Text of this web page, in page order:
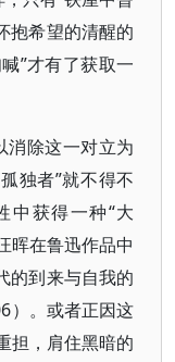
抱希望的清醒的
”才有了获取一
消除这一对立为
独者”就不得不
中获得一种“大
晖在鲁迅作品中
的到来与自我的
）。或者正因这
担，肩住黑暗的